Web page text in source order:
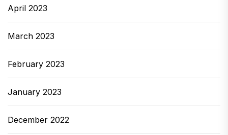
April 2023
March 2023
February 2023
January 2023
December 2022